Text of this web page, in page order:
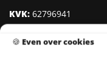
🍪 Even over cookies
KVK: 62796941
IBAN:NL95 INGB 0006